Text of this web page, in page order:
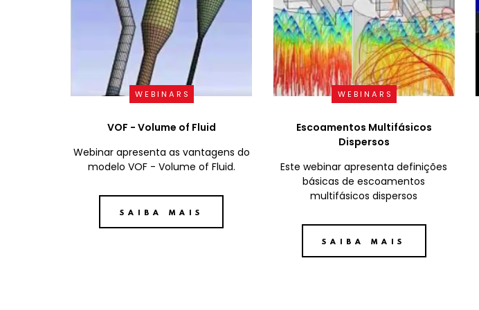
WEBINARS
VOF - Volume of Fluid
Webinar apresenta as vantagens do
modelo VOF - Volume of Fluid.
SAIBA MAIS
WEBINARS
Escoamentos Multifásicos
Dispersos
Este webinar apresenta definições
básicas de escoamentos
multifásicos dispersos
SAIBA MAIS